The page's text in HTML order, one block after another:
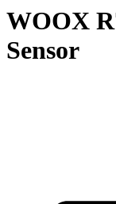
WOOX
Sensor